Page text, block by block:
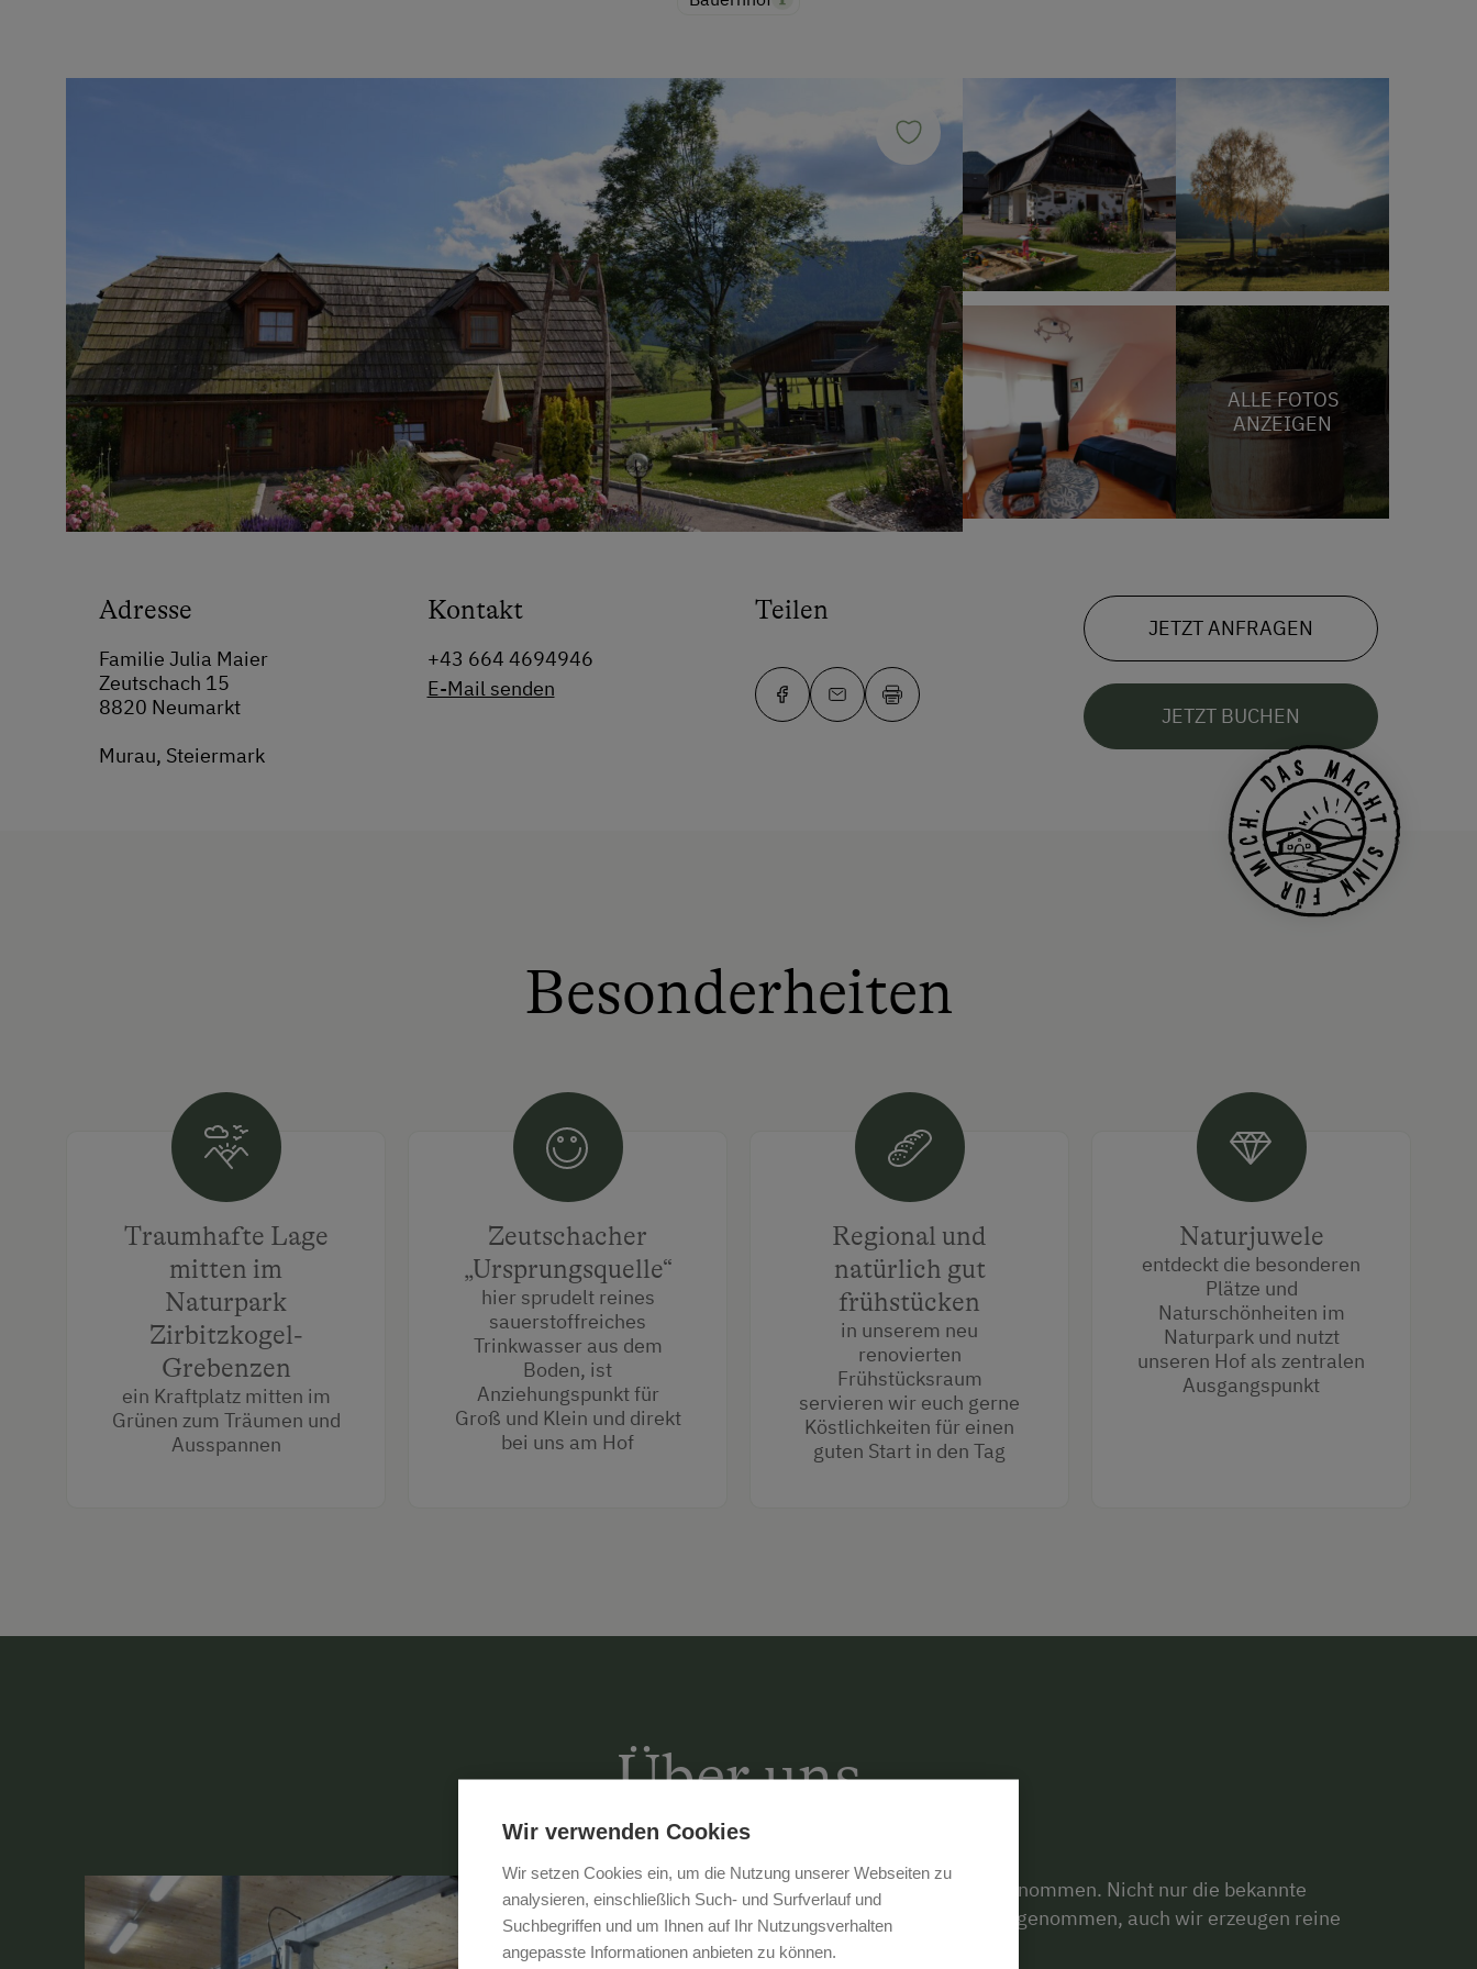
ALLE FOTOS
ANZEIGEN
Adresse
Familie Julia Maier
Zeutschach 15
8820 Neumarkt
Murau, Steiermark
Kontakt
+43 664 4694946
E-Mail senden
Teilen
JETZT ANFRAGEN
JETZT BUCHEN
Besonderheiten
Traumhafte Lage
mitten im
Naturpark
Zirbitzkogel-
Grebenzen
ein Kraftplatz mitten im
Grünen zum Träumen und
Ausspannen
Zeutschacher
„Ursprungsquelle“
hier sprudelt reines
sauerstoffreiches
Trinkwasser aus dem
Boden, ist
Anziehungspunkt für
Groß und Klein und direkt
bei uns am Hof
Regional und
natürlich gut
frühstücken
in unserem neu
renovierten
Frühstücksraum
servieren wir euch gerne
Köstlichkeiten für einen
guten Start in den Tag
Naturjuwele
entdeckt die besonderen
Plätze und
Naturschönheiten im
Naturpark und nutzt
unseren Hof als zentralen
Ausgangspunkt
Über uns
„Zurück zum Ursprung“ wird hier ernst genommen. Nicht nur die bekannte
Lebensmittelmarke hat hier ihren Anfang genommen, auch wir erzeugen reine
Heumilch in bester Qualität.
Wir verwenden Cookies
Wir setzen Cookies ein, um die Nutzung unserer Webseiten zu
analysieren, einschließlich Such- und Surfverlauf und
Suchbegriffen und um Ihnen auf Ihr Nutzungsverhalten
angepasste Informationen anbieten zu können.